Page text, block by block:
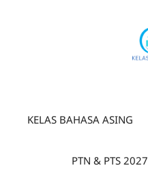
KELAS BAHASA ASING
PTN & PTS 2027